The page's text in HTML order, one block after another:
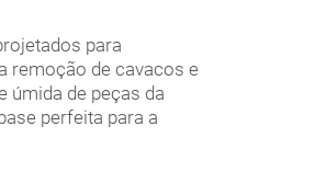
para
remoção de cavacos e
úmida de peças da
perfeita para a